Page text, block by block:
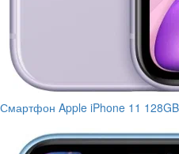
Смартфон Apple iPhone 11 128GB